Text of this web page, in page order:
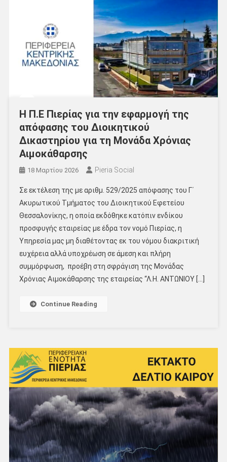
Η Π.Ε Πιερίας για την εφαρμογή της
απόφασης του Διοικητικού
Δικαστηρίου για τη Μονάδα Χρόνιας
Αιμοκάθαρσης
18 Μαρτίου 2026 Pieria Social
Σε εκτέλεση της με αριθμ. 529/2025 απόφασης του Γ΄
Ακυρωτικού Τμήματος του Διοικητικού Εφετείου
Θεσσαλονίκης, η οποία εκδόθηκε κατόπιν ενδίκου
προσφυγής εταιρείας με έδρα τον νομό Πιερίας, η
Υπηρεσία μας μη διαθέτοντας εκ του νόμου διακριτική
ευχέρεια αλλά υποχρέωση σε άμεση και πλήρη
συμμόρφωση, προέβη στη σφράγιση της Μονάδας
Χρόνιας Αιμοκάθαρσης της εταιρείας “Λ.Η. ΑΝΤΩΝΙΟΥ […]
Continue Reading